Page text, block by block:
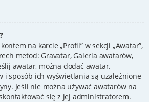
na karcie „Profil” w sekcji „Awatar”,
metod: Gravatar, Galeria awatarów,
awatar, można dodać awatar.
i sposób ich wyświetlania są uzależnione
Jeśli nie można używać awatarów na
się z jej administratorem.